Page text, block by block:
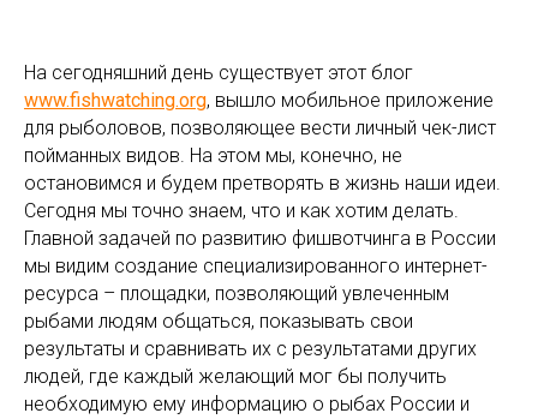
На сегодняшний день существует этот блог
www.fishwatching.org, вышло мобильное приложение
для рыболовов, позволяющее вести личный чек-лист
пойманных видов. На этом мы, конечно, не
остановимся и будем претворять в жизнь наши идеи.
Сегодня мы точно знаем, что и как хотим делать.
Главной задачей по развитию фишвотчинга в России
мы видим создание специализированного интернет-
ресурса – площадки, позволяющий увлеченным
рыбами людям общаться, показывать свои
результаты и сравнивать их с результатами других
людей, где каждый желающий мог бы получить
необходимую ему информацию о рыбах России и